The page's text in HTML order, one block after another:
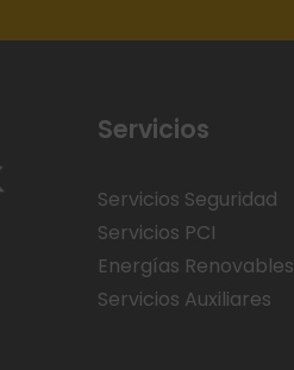
Servicios
Servicios Seguridad
Servicios PCI
Energías Renovables
Servicios Auxiliares